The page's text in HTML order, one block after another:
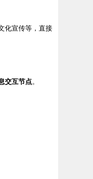
化宣传等，直接
交互节点。